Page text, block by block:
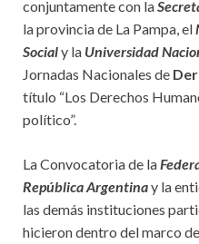
conjuntamente con la
la provincia de La Pampa, el
Socialy la Universidad
Jornadas Nacionales de
título “Los Derechos
político”.
La Convocatoria de la
República Argentinay la
las demás instituciones
hicieron dentro del marco